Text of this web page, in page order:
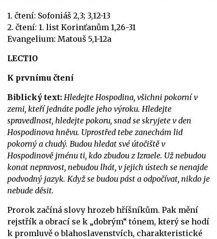
1. čtení: Sofoniáš 2,3; 3,12-13
2. čtení: 1. list Korinťanům 1,26-31
Evangelium: Matouš 5,1-12a
LECTIO
K prvnímu čtení
Biblický text: Hledejte Hospodina, všichni pokorní v
zemi, kteří jednáte podle jeho výroku. Hledejte
spravedlnost, hledejte pokoru, snad se skryjete v den
Hospodinova hněvu. Uprostřed tebe zanechám lid
pokorný a chudý. Budou hledat své útočiště v
Hospodinově jménu ti, kdo zbudou z Izraele. Už nebudou
konat nepravost, nebudou lhát, v jejich ústech se nenajde
podvodný jazyk. Když se budou pást a odpočívat, nikdo je
nebude děsit.
Prorok začíná slovy hrozeb hříšníkům. Pak mění
rejstřík a obrací se k „dobrým“ tónem, který se hodí
k promluvě o blahoslavenstvích, charakteristické